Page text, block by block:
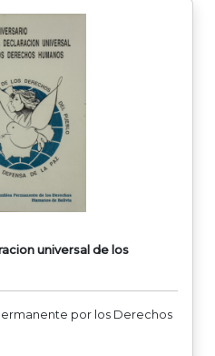
universal de los
por los Derechos